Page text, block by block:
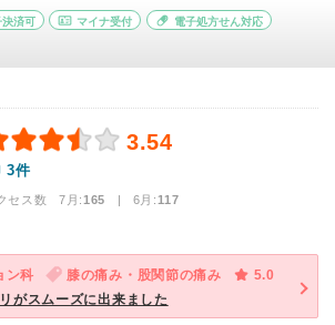
決済可 マイナ受付 電子処方せん対応
3.54
3件
セス数 7月:165 | 6月:117
ン科 膝の痛み・股関節の痛み
5.0
がスムーズに出来ました